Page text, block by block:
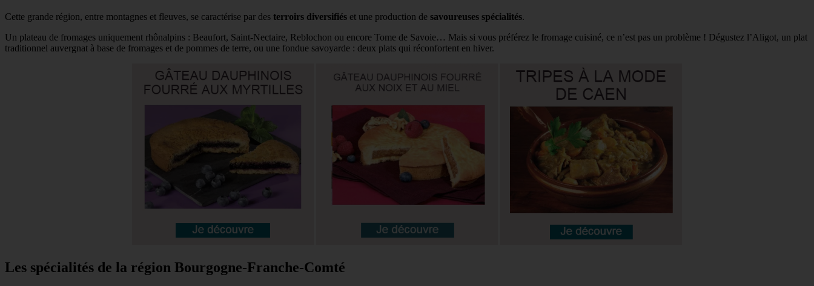
Cette grande région, entre montagnes et fleuves, se caractérise par des terroirs diversifiés et une production de savoureuses spécialités.
Un plateau de fromages uniquement rhônalpins : Beaufort, Saint-Nectaire, Reblochon ou encore Tome de Savoie… Mais si vous préférez le fromage cuisiné, ce n’est pas un problème ! Dégustez l’Aligot, un plat
traditionnel auvergnat à base de fromages et de pommes de terre, ou une fondue savoyarde : deux plats qui réconfortent en hiver.
Les spécialités de la région Bourgogne-Franche-Comté